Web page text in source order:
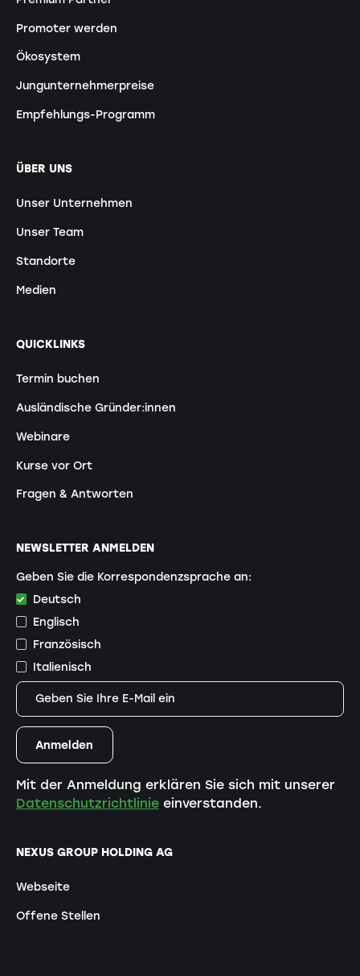
Promoter werden
Ökosystem
Jungunternehmerpreise
Empfehlungs-Programm
ÜBER UNS
Unser Unternehmen
Unser Team
Standorte
Medien
QUICKLINKS
Termin buchen
Ausländische Gründer:innen
Webinare
Kurse vor Ort
Fragen & Antworten
NEXUS GROUP HOLDING AG
Webseite
Offene Stellen
NEWSLETTER ANMELDEN
Geben Sie die Korrespondenzsprache an:
Deutsch
Englisch
Französisch
Italienisch
Mit der Anmeldung erklären Sie sich mit unserer
Datenschutzrichtlinieeinverstanden.